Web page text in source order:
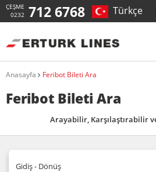
ÇEŞME
0232 712 6768 Türkçe
Anasayfa Feribot Bileti Ara
Feribot Bileti Ara
Arayabilir, Karşılaştırabilir
Gidiş - Dönüş